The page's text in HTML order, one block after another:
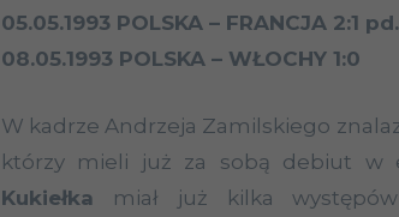
05.05.1993 POLSKA – FRANCJA 2:1 pd.
08.05.1993 POLSKA – WŁOCHY 1:0
W kadrze Andrzeja Zamilskiego
którzy mieli już za sobą debiut w
Kukiełka miał już kilka